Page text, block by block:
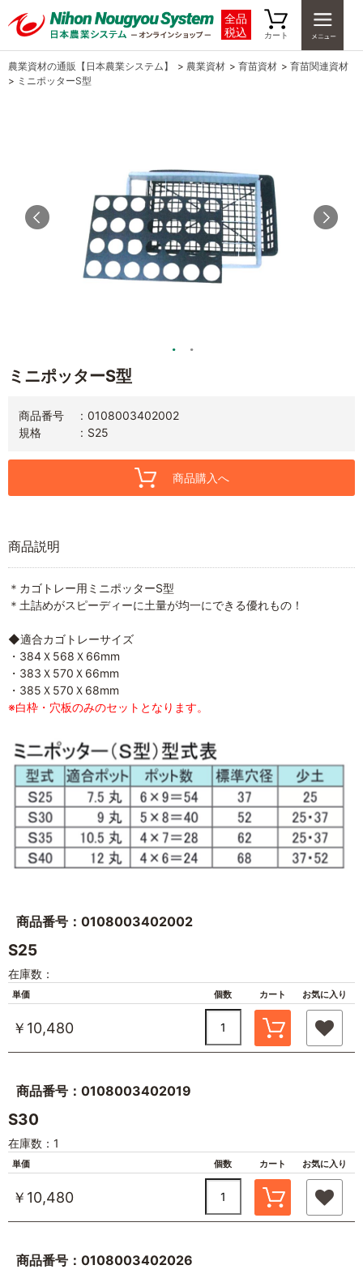
全品
税込
カート
農業資材の通販【日本農業システム】 > 農業資材 > 育苗資材 > 育苗関連資材
> ミニポッターS型
ミニポッターS型
商品番号
0108003402002
規格
S25
商品購入へ
商品説明
＊カゴトレー用ミニポッターS型
＊土詰めがスピーディーに土量が均一にできる優れもの！
◆適合カゴトレーサイズ
・384Ｘ568Ｘ66mm
・383Ｘ570Ｘ66mm
・385Ｘ570Ｘ68mm
※白枠・穴板のみのセットとなります。
商品番号：0108003402002
S25
在庫数：
単価 個数 カート お気に入り
￥10,480
商品番号：0108003402019
S30
在庫数：1
単価 個数 カート お気に入り
￥10,480
商品番号：0108003402026